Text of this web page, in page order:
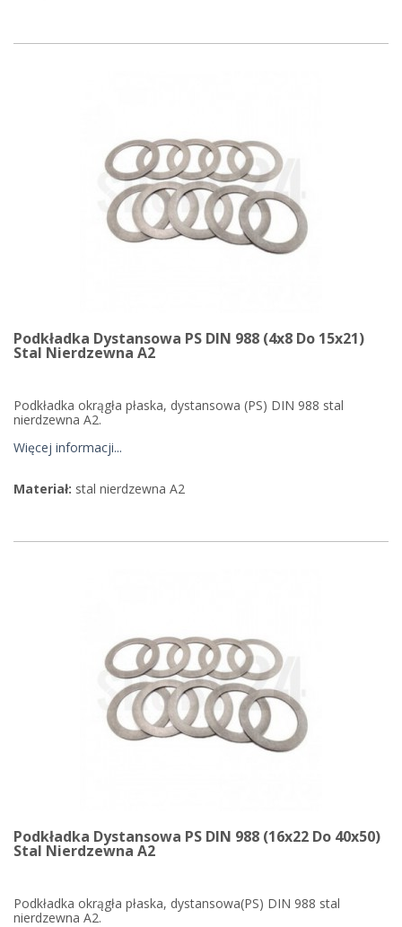
Podkładka Dystansowa PS DIN 988 (4x8 Do 15x21)
Stal Nierdzewna A2
Podkładka okrągła płaska, dystansowa (PS) DIN 988 stal
nierdzewna A2.
Więcej informacji...
Materiał: stal nierdzewna A2
Podkładka Dystansowa PS DIN 988 (16x22 Do 40x50)
Stal Nierdzewna A2
Podkładka okrągła płaska, dystansowa(PS) DIN 988 stal
nierdzewna A2.